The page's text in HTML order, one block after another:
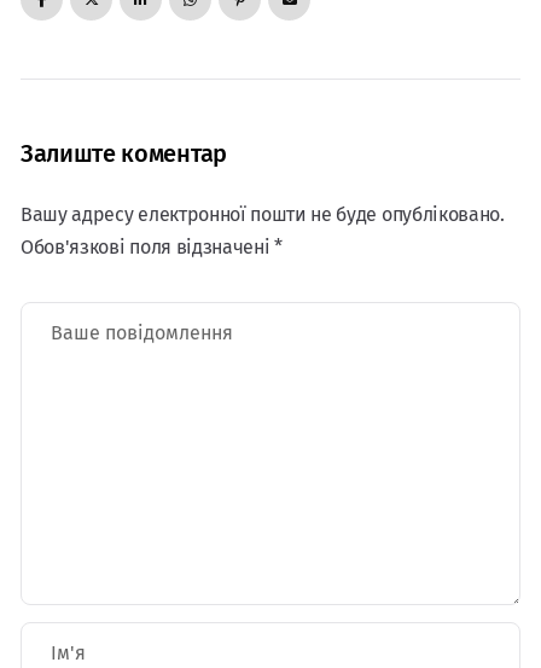
Залиште коментар
Вашу адресу електронної пошти не буде опубліковано.
Обов'язкові поля відзначені *